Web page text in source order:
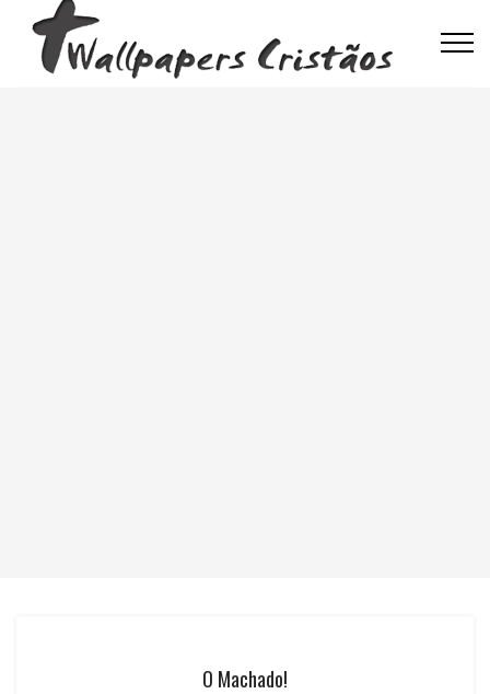
O Machado!